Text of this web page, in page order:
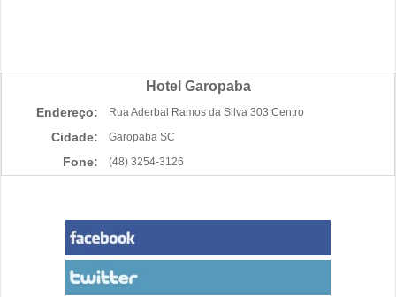
Hotel Garopaba
Endereço: Rua Aderbal Ramos da Silva 303 Centro
Cidade: Garopaba SC
Fone: (48) 3254-3126